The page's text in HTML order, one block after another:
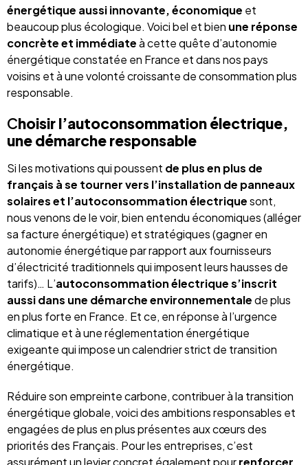
énergétique aussi innovante, économique et
beaucoup plus écologique. Voici bel et bien une réponse
concrète et immédiateà cette quête d’autonomie
énergétique constatée en France et dans nos pays
voisins et à une volonté croissante de consommation plus
responsable.
Choisir l’autoconsommation électrique,
une démarche responsable
Si les motivations qui poussent de plus en plus de
français à se tourner vers l’installation de panneaux
solaires et l’autoconsommation électriquesont,
nous venons de le voir, bien entendu économiques (alléger
sa facture énergétique) et stratégiques (gagner en
autonomie énergétique par rapport aux fournisseurs
d’électricité traditionnels qui imposent leurs hausses de
tarifs)… L’autoconsommation électrique s’inscrit
aussi dans une démarche environnementalede plus
en plus forte en France. Et ce, en réponse à l’urgence
climatique et à une réglementation énergétique
exigeante qui impose un calendrier strict de transition
énergétique.
Réduire son empreinte carbone, contribuer à la transition
énergétique globale, voici des ambitions responsables et
engagées de plus en plus présentes aux cœurs des
priorités des Français. Pour les entreprises, c’est